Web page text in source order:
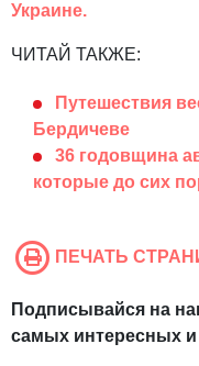
Украине.
ЧИТАЙ ТАКЖЕ:
Путешествия
Бердичеве
36 годовщина
которые до сих
ПЕЧАТЬ
Подписывайся на
самых интересных и